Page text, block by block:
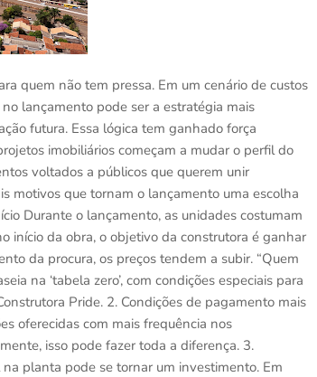
quem não tem pressa. Em um cenário de custos
lançamento pode ser a estratégia mais
futura. Essa lógica tem ganhado força
imobiliários começam a mudar o perfil do
voltados a públicos que querem unir
motivos que tornam o lançamento uma escolha
Durante o lançamento, as unidades costumam
início da obra, o objetivo da construtora é ganhar
da procura, os preços tendem a subir. “Quem
na ‘tabela zero’, com condições especiais para
Pride. 2. Condições de pagamento mais
oferecidas com mais frequência nos
isso pode fazer toda a diferença. 3.
planta pode se tornar um investimento. Em